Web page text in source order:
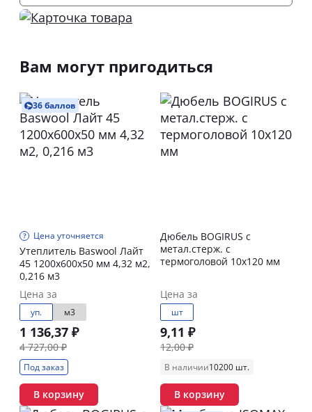
Вам могут пригодиться
36 баллов
Цена уточняется
Утеплитель Baswool Лайт
45 1200х600х50 мм 4,32 м2,
0,216 м3
Цена за
уп. м3
1 136,37 ₽
4 727,00 ₽
Под заказ
В корзину
Дюбель BOGIRUS с
метал.стерж. с
термоголовой 10х120 мм
Цена за
шт
9,11 ₽
12,00 ₽
В наличии10200 шт.
В корзину